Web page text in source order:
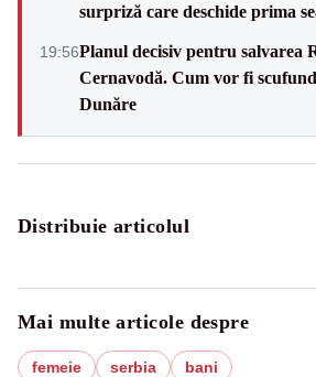
surpriză care deschide prima
19:56Planul decisiv pentru salvarea
Cernavodă. Cum vor fi
Dunăre
Distribuie articolul
Mai multe articole despre
femeie serbia bani